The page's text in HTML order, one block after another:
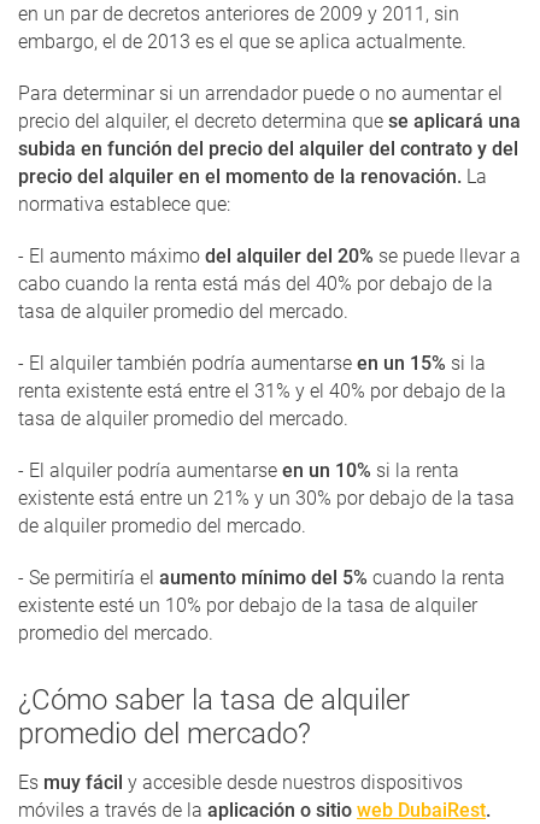
en un par de decretos anteriores de 2009 y 2011, sin
embargo, el de 2013 es el que se aplica actualmente.
Para determinar si un arrendador puede o no aumentar el
precio del alquiler, el decreto determina que se aplicará una
subida en función del precio del alquiler del contrato y del
precio del alquiler en el momento de la renovación. La
normativa establece que:
- El aumento máximo del alquiler del 20% se puede llevar a
cabo cuando la renta está más del 40% por debajo de la
tasa de alquiler promedio del mercado.
- El alquiler también podría aumentarse en un 15% si la
renta existente está entre el 31% y el 40% por debajo de la
tasa de alquiler promedio del mercado.
- El alquiler podría aumentarse en un 10% si la renta
existente está entre un 21% y un 30% por debajo de la tasa
de alquiler promedio del mercado.
- Se permitiría el aumento mínimo del 5% cuando la renta
existente esté un 10% por debajo de la tasa de alquiler
promedio del mercado.
¿Cómo saber la tasa de alquiler
promedio del mercado?
Es muy fácil y accesible desde nuestros dispositivos
móviles a través de la aplicación o sitio web DubaiRest.